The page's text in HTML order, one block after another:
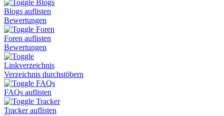
Blogs
Blogs auflisten
Bewertungen
Foren
Foren auflisten
Bewertungen
Linkverzeichnis
Verzeichnis durchstöbern
FAQs
FAQs auflisten
Tracker
Tracker auflisten